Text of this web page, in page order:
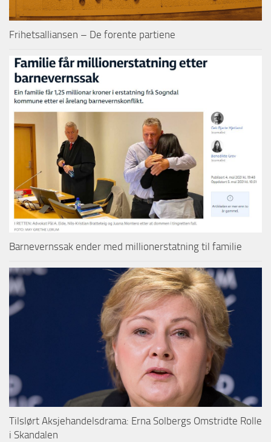
Frihetsalliansen – De forente partiene
Barnevernssak ender med millionerstatning til familie
Tilslørt Aksjehandelsdrama: Erna Solbergs Omstridte Rolle
i Skandalen